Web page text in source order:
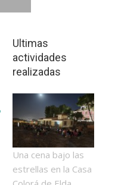
Ultimas
actividades
realizadas
Una cena bajo las
estrellas en la Casa